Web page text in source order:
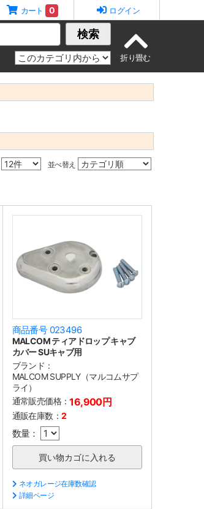
カート 0 ログイン
検索
並べ替え
商品番号 023496
MALCOM ティアドロップ キャブ
カバー SUキャブ用
ブランド：
MALCOM SUPPLY（マルコムサプ
ライ）
通常販売価格：16,900円
通販在庫数： 2
数量：
ネオガレージ在庫数確認
詳細ページ